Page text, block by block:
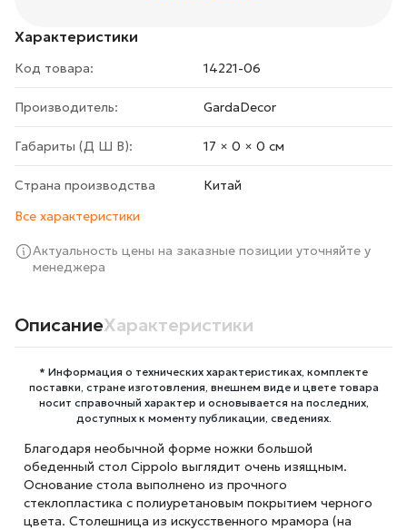
Характеристики
Код товара: 14221-06
Производитель: GardaDecor
Габариты (Д Ш В): 17 × 0 × 0 cм
Страна производства
Китай
Все характеристики
Актуальность цены на заказные позиции уточняйте у
менеджера
ОписаниеХарактеристики
* Информация о технических характеристиках, комплекте
поставки, стране изготовления, внешнем виде и цвете товара
носит справочный характер и основывается на последних,
доступных к моменту публикации, сведениях.
Благодаря необычной форме ножки большой
обеденный стол Cippolo выглядит очень изящным.
Основание стола выполнено из прочного
стеклопластика с полиуретановым покрытием черного
цвета. Столешница из искусственного мрамора (на